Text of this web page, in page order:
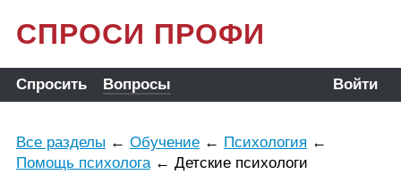
СПРОСИ ПРОФИ
Спросить Вопросы Войти
Все разделы ← Обучение← Психология ←
Помощь психолога← Детские психологи